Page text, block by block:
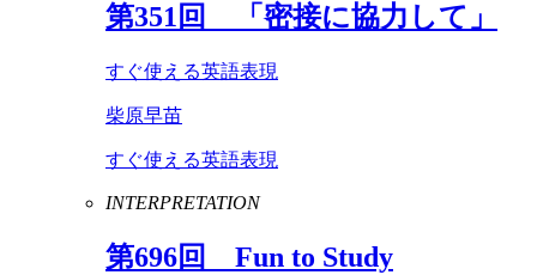
第351回 「密接に協力して」
すぐ使える英語表現
柴原早苗
すぐ使える英語表現
INTERPRETATION
第696回 Fun to Study